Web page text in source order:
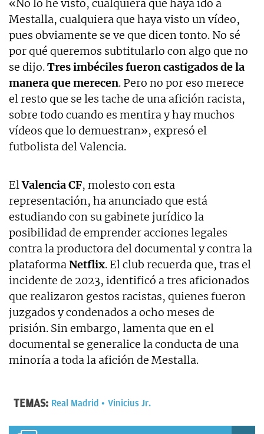
«No lo he visto, cualquiera que haya ido a
Mestalla, cualquiera que haya visto un vídeo,
pues obviamente se ve que dicen tonto. No sé
por qué queremos subtitularlo con algo que no
se dijo.Tres imbéciles fueron castigados de la
manera que merecen. Pero no por eso merece
el resto que se les tache de una afición racista,
sobre todo cuando es mentira y hay muchos
vídeos que lo demuestran», expresó el
futbolista del Valencia.
ElValencia CF, molesto con esta
representación, ha anunciado que está
estudiando con su gabinete jurídico la
posibilidad de emprender acciones legales
contra la productora del documental y contra la
plataformaNetflix. El club recuerda que, tras el
incidente de 2023, identificó a tres aficionados
que realizaron gestos racistas, quienes fueron
juzgados y condenados a ocho meses de
prisión. Sin embargo, lamenta que en el
documental se generalice la conducta de una
minoría a toda la afición de Mestalla.
TEMAS: Real Madrid Vinicius Jr.